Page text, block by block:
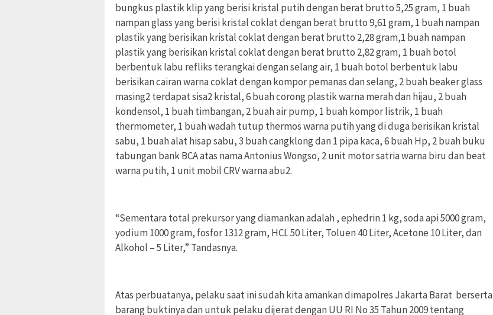
bungkus plastik klip yang berisi kristal putih dengan berat brutto 5,25 gram, 1 buah
nampan glass yang berisi kristal coklat dengan berat brutto 9,61 gram, 1 buah nampan
plastik yang berisikan kristal coklat dengan berat brutto 2,28 gram,1 buah nampan
plastik yang berisikan kristal coklat dengan berat brutto 2,82 gram, 1 buah botol
berbentuk labu refliks terangkai dengan selang air, 1 buah botol berbentuk labu
berisikan cairan warna coklat dengan kompor pemanas dan selang, 2 buah beaker glass
masing2 terdapat sisa2 kristal, 6 buah corong plastik warna merah dan hijau, 2 buah
kondensol, 1 buah timbangan, 2 buah air pump, 1 buah kompor listrik, 1 buah
thermometer, 1 buah wadah tutup thermos warna putih yang di duga berisikan kristal
sabu, 1 buah alat hisap sabu, 3 buah cangklong dan 1 pipa kaca, 6 buah Hp, 2 buah buku
tabungan bank BCA atas nama Antonius Wongso, 2 unit motor satria warna biru dan beat
warna putih, 1 unit mobil CRV warna abu2.
“Sementara total prekursor yang diamankan adalah , ephedrin 1 kg, soda api 5000 gram,
yodium 1000 gram, fosfor 1312 gram, HCL 50 Liter, Toluen 40 Liter, Acetone 10 Liter, dan
Alkohol – 5 Liter,” Tandasnya.
Atas perbuatanya, pelaku saat ini sudah kita amankan dimapolres Jakarta Barat berserta
barang buktinya dan untuk pelaku dijerat dengan UU RI No 35 Tahun 2009 tentang